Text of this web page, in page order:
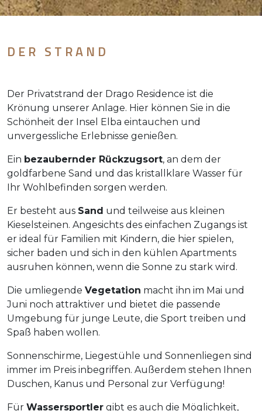
DER STRAND
Der Privatstrand der Drago Residence ist die
Krönung unserer Anlage. Hier können Sie in die
Schönheit der Insel Elba eintauchen und
unvergessliche Erlebnisse genießen.
Ein bezaubernder Rückzugsort, an dem der
goldfarbene Sand und das kristallklare Wasser für
Ihr Wohlbefinden sorgen werden.
Er besteht aus Sand und teilweise aus kleinen
Kieselsteinen. Angesichts des einfachen Zugangs ist
er ideal für Familien mit Kindern, die hier spielen,
sicher baden und sich in den kühlen Apartments
ausruhen können, wenn die Sonne zu stark wird.
Die umliegende Vegetation macht ihn im Mai und
Juni noch attraktiver und bietet die passende
Umgebung für junge Leute, die Sport treiben und
Spaß haben wollen.
Sonnenschirme, Liegestühle und Sonnenliegen sind
immer im Preis inbegriffen. Außerdem stehen Ihnen
Duschen, Kanus und Personal zur Verfügung!
Für Wassersportler gibt es auch die Möglichkeit,